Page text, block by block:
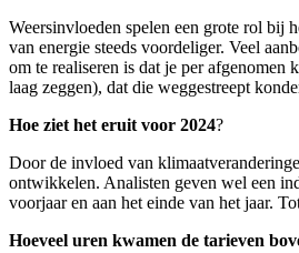
Weersinvloeden spelen een grote rol bij
van energie steeds voordeliger. Veel
om te realiseren is dat je per
laag zeggen), dat die weggestreept
Hoe ziet het eruit voor 2024?
Door de invloed van
ontwikkelen. Analisten geven wel een
voorjaar en aan het einde van het jaar.
Hoeveel uren kwamen de tarieven